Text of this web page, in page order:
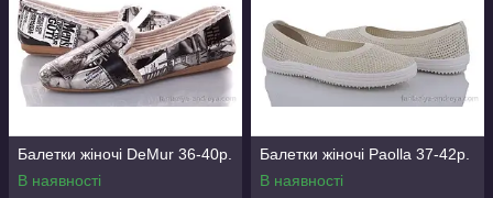
Балетки жіночі DeMur 36-40р.
В наявності
Балетки жіночі Paolla 37-42р.
В наявності